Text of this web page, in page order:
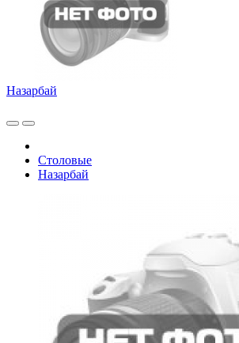
Назарбай
Столовые
Назарбай